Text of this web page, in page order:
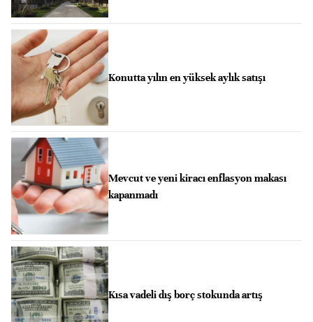
Konutta yılın en yüksek aylık satışı
Mevcut ve yeni kiracı enflasyon makası
kapanmadı
Kısa vadeli dış borç stokunda artış